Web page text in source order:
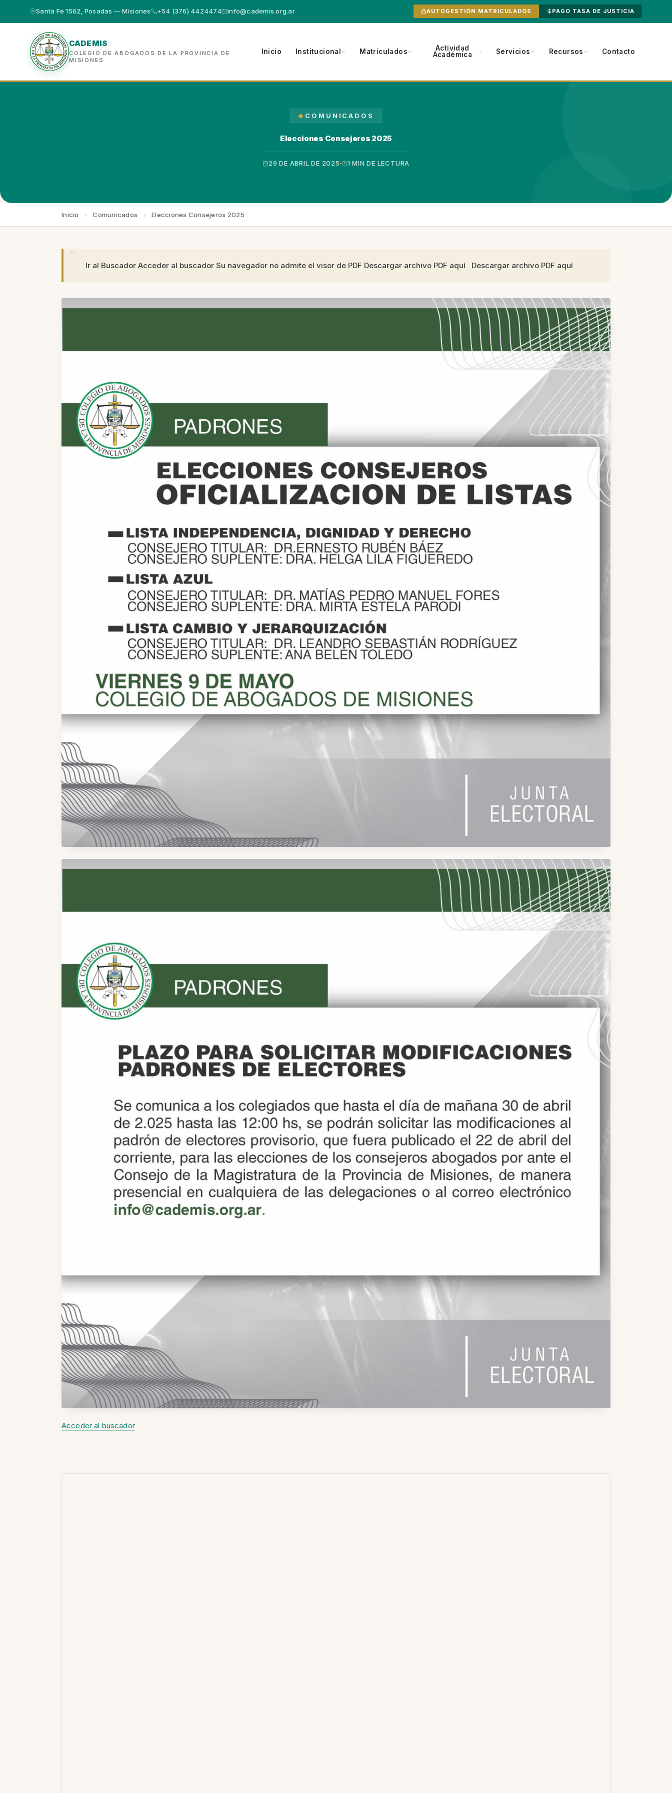
Santa Fe 1562, Posadas — Misiones +54 (376) 4424474 info@cademis.org.ar AUTOGESTIÓN MATRICULADOS PAGO TASA DE JUSTICIA
CADEMIS
COLEGIO DE ABOGADOS DE LA PROVINCIA DE
MISIONES
Inicio Institucional Matriculados
Actividad
Académica
Servicios Recursos Contacto
COMUNICADOS
Elecciones Consejeros 2025
29 DE ABRIL DE 2025 1 MIN DE LECTURA
Inicio › Comunicados › Elecciones Consejeros 2025
Ir al Buscador Acceder al buscador Su navegador no admite el visor de PDF Descargar archivo PDF aquí Descargar archivo PDF aquí
Acceder al buscador